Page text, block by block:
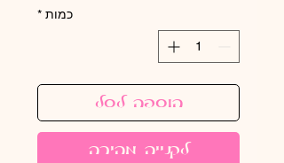
כמות *
הוספה לסל
לקנייה מהירה